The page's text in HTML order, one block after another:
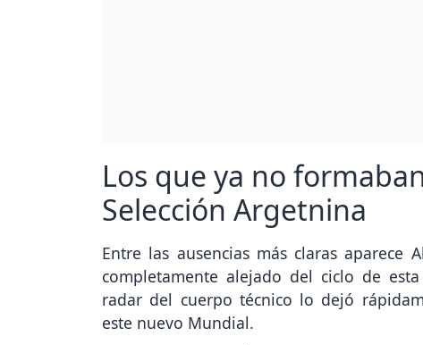
Los que ya no
Selección Argetnina
Entre las ausencias más claras aparece
completamente alejado del ciclo de
radar del cuerpo técnico lo dejó
este nuevo Mundial.